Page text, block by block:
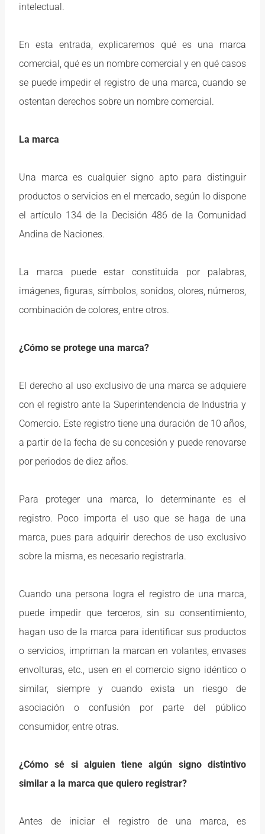
intelectual.
En esta entrada, explicaremos qué es una marca
comercial, qué es un nombre comercial y en qué casos
se puede impedir el registro de una marca, cuando se
ostentan derechos sobre un nombre comercial.
La marca
Una marca es cualquier signo apto para distinguir
productos o servicios en el mercado, según lo dispone
el artículo 134 de la Decisión 486 de la Comunidad
Andina de Naciones.
La marca puede estar constituida por palabras,
imágenes, figuras, símbolos, sonidos, olores, números,
combinación de colores, entre otros.
¿Cómo se protege una marca?
El derecho al uso exclusivo de una marca se adquiere
con el registro ante la Superintendencia de Industria y
Comercio. Este registro tiene una duración de 10 años,
a partir de la fecha de su concesión y puede renovarse
por periodos de diez años.
Para proteger una marca, lo determinante es el
registro. Poco importa el uso que se haga de una
marca, pues para adquirir derechos de uso exclusivo
sobre la misma, es necesario registrarla.
Cuando una persona logra el registro de una marca,
puede impedir que terceros, sin su consentimiento,
hagan uso de la marca para identificar sus productos
o servicios, impriman la marcan en volantes, envases
envolturas, etc., usen en el comercio signo idéntico o
similar, siempre y cuando exista un riesgo de
asociación o confusión por parte del público
consumidor, entre otras.
¿Cómo sé si alguien tiene algún signo distintivo
similar a la marca que quiero registrar?
Antes de iniciar el registro de una marca, es